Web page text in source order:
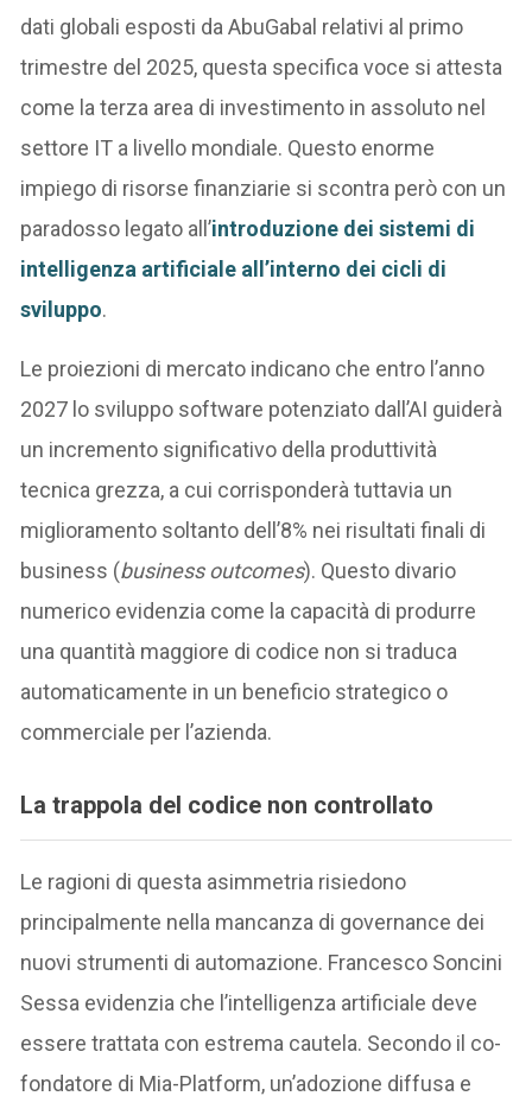
dati globali esposti da AbuGabal relativi al primo
trimestre del 2025, questa specifica voce si attesta
come la terza area di investimento in assoluto nel
settore IT a livello mondiale. Questo enorme
impiego di risorse finanziarie si scontra però con un
paradosso legato all’introduzione dei sistemi di
intelligenza artificiale all’interno dei cicli di
sviluppo.
Le proiezioni di mercato indicano che entro l’anno
2027 lo sviluppo software potenziato dall’AI guiderà
un incremento significativo della produttività
tecnica grezza, a cui corrisponderà tuttavia un
miglioramento soltanto dell’8% nei risultati finali di
business (business outcomes). Questo divario
numerico evidenzia come la capacità di produrre
una quantità maggiore di codice non si traduca
automaticamente in un beneficio strategico o
commerciale per l’azienda.
La trappola del codice non controllato
Le ragioni di questa asimmetria risiedono
principalmente nella mancanza di governance dei
nuovi strumenti di automazione. Francesco Soncini
Sessa evidenzia che l’intelligenza artificiale deve
essere trattata con estrema cautela. Secondo il co-
fondatore di Mia-Platform, un’adozione diffusa e